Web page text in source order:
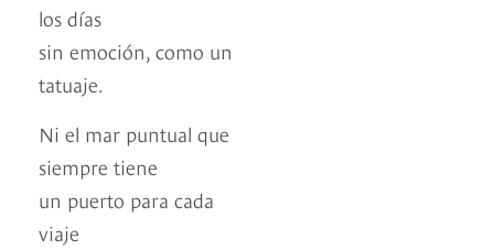
los días
sin emoción, como un
tatuaje.
Ni el mar puntual que
siempre tiene
un puerto para cada
viaje